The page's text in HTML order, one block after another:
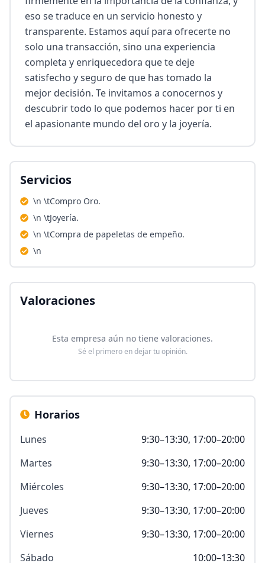
eso se traduce en un servicio honesto y
transparente. Estamos aquí para ofrecerte no
solo una transacción, sino una experiencia
completa y enriquecedora que te deje
satisfecho y seguro de que has tomado la
mejor decisión. Te invitamos a conocernos y
descubrir todo lo que podemos hacer por ti en
el apasionante mundo del oro y la joyería.
Servicios
\n \tCompro Oro.
\n \tJoyería.
\n \tCompra de papeletas de empeño.
\n
Valoraciones
Esta empresa aún no tiene valoraciones.
Sé el primero en dejar tu opinión.
Horarios
Lunes
9:30–13:30, 17:00–20:00
Martes
9:30–13:30, 17:00–20:00
Miércoles
9:30–13:30, 17:00–20:00
Jueves
9:30–13:30, 17:00–20:00
Viernes
9:30–13:30, 17:00–20:00
Sábado
10:00–13:30